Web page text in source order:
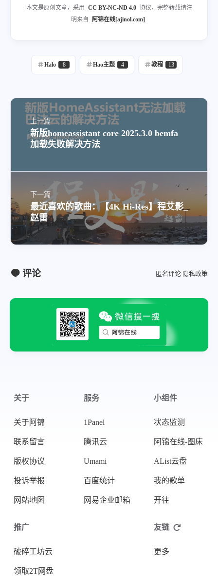
本文是原创文章，采用 CC BY-NC-ND 4.0 协议，完整转载请注
明来自
阿锦在线[ajinol.com]
Halo 8 Hao主题 4 教程 13
上一篇
新版homeassistant core 2025.3.0 bemfa
加载失败解决方法
下一篇
最近喜欢的歌曲：【4K Hi-Res】程艾影_
赵雷
评论 匿名评论 隐私政策
关于
关于阿锦
联系留言
版权协议
投诉举报
网站地图
服务
1Panel
腾讯云
Umami
百度统计
网易企业邮箱
小组件
状态监测
阿锦在线-图床
AList云盘
我的歌单
开往
推广
破碎工坊云
领取2T网盘
友链
更多